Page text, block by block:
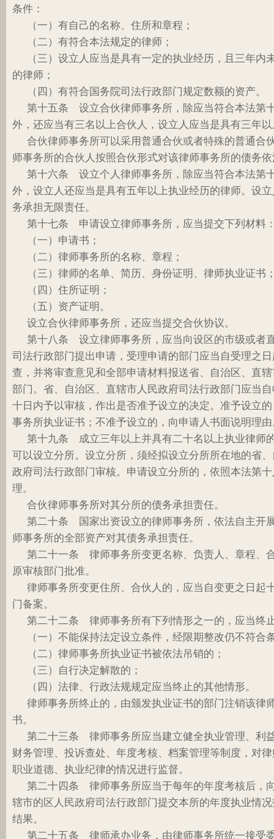
条件：
（一）有自己的名称、住所和章程；
（二）有符合本法规定的律师；
（三）设立人应当是具有一定的执业经历，且三年内
的律师；
（四）有符合国务院司法行政部门规定数额的资产。
第十五条 设立合伙律师事务所，除应当符合本法第
外，还应当有三名以上合伙人，设立人应当是具有三年
合伙律师事务所可以采用普通合伙或者特殊的普通合
师事务所的合伙人按照合伙形式对该律师事务所的债务
第十六条 设立个人律师事务所，除应当符合本法第
外，设立人还应当是具有五年以上执业经历的律师。设
务承担无限责任。
第十七条 申请设立律师事务所，应当提交下列材料
（一）申请书；
（二）律师事务所的名称、章程；
（三）律师的名单、简历、身份证明、律师执业证书
（四）住所证明；
（五）资产证明。
设立合伙律师事务所，还应当提交合伙协议。
第十八条 设立律师事务所，应当向设区的市级或者
司法行政部门提出申请，受理申请的部门应当自受理之
查，并将审查意见和全部申请材料报送省、自治区、直
部门。省、自治区、直辖市人民政府司法行政部门应当
十日内予以审核，作出是否准予设立的决定。准予设立
事务所执业证书；不准予设立的，向申请人书面说明理
第十九条 成立三年以上并具有二十名以上执业律师
可以设立分所。设立分所，须经拟设立分所所在地的省
政府司法行政部门审核。申请设立分所的，依照本法第
理。
合伙律师事务所对其分所的债务承担责任。
第二十条 国家出资设立的律师事务所，依法自主开
师事务所的全部资产对其债务承担责任。
第二十一条 律师事务所变更名称、负责人、章程、
原审核部门批准。
律师事务所变更住所、合伙人的，应当自变更之日起
门备案。
第二十二条 律师事务所有下列情形之一的，应当终
（一）不能保持法定设立条件，经限期整改仍不符合
（二）律师事务所执业证书被依法吊销的；
（三）自行决定解散的；
（四）法律、行政法规规定应当终止的其他情形。
律师事务所终止的，由颁发执业证书的部门注销该律
书。
第二十三条 律师事务所应当建立健全执业管理、利
财务管理、投诉查处、年度考核、档案管理等制度，对
职业道德、执业纪律的情况进行监督。
第二十四条 律师事务所应当于每年的年度考核后，
辖市的区人民政府司法行政部门提交本所的年度执业情
结果。
第二十五条 律师承办业务，由律师事务所统一接受